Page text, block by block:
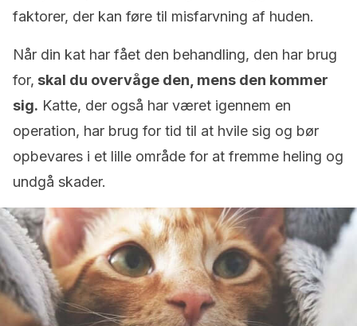
faktorer, der kan føre til misfarvning af huden.
Når din kat har fået den behandling, den har brug
for, skal du overvåge den, mens den kommer
sig. Katte, der også har været igennem en
operation, har brug for tid til at hvile sig og bør
opbevares i et lille område for at fremme heling og
undgå skader.